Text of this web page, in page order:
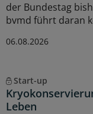
der Bundestag
bvmd führt daran
06.08.2026
Start-up
Leben